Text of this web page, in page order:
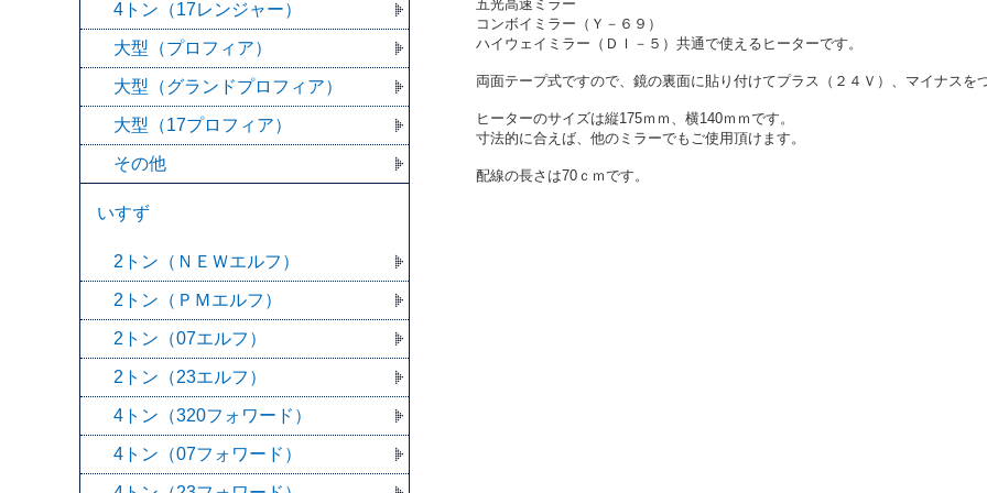
五光高速ミラー
コンボイミラー（Ｙ－６９）
ハイウェイミラー（ＤＩ－５）共通で使えるヒーターです。
両面テープ式ですので、鏡の裏面に貼り付けてプラス（２４Ｖ）、マイナスを
ヒーターのサイズは縦175ｍｍ、横140ｍｍです。
寸法的に合えば、他のミラーでもご使用頂けます。
配線の長さは70ｃｍです。
4トン（17レンジャー）
大型（プロフィア）
大型（グランドプロフィア）
大型（17プロフィア）
その他
いすず
2トン（ＮＥＷエルフ）
2トン（ＰＭエルフ）
2トン（07エルフ）
2トン（23エルフ）
4トン（320フォワード）
4トン（07フォワード）